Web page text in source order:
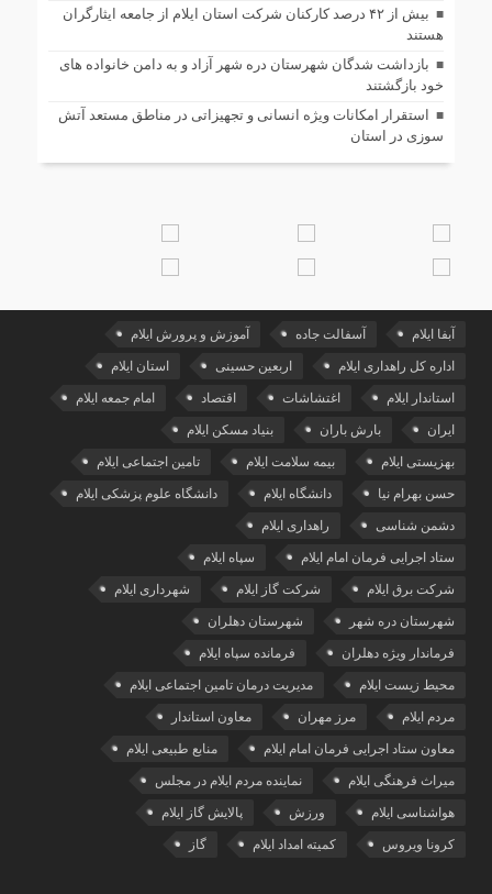
بیش از ۴۲ درصد کارکنان شرکت استان ایلام از جامعه ایثارگران
هستند
بازداشت شدگان شهرستان دره شهر آزاد و به دامن خانواده های
خود بازگشتند
استقرار امکانات ویژه انسانی و تجهیزاتی در مناطق مستعد آتش
سوزی در استان
آبفا ایلام آسفالت جاده آموزش و پرورش ایلام
اداره کل راهداری ایلام اربعین حسینی استان ایلام
استاندار ایلام اغتشاشات اقتصاد امام جمعه ایلام
ایران بارش باران بنیاد مسکن ایلام
بهزیستی ایلام بیمه سلامت ایلام تامین اجتماعی ایلام
حسن بهرام نیا دانشگاه ایلام دانشگاه علوم پزشکی ایلام
دشمن شناسی راهداری ایلام
ستاد اجرایی فرمان امام ایلام سپاه ایلام
شرکت برق ایلام شرکت گاز ایلام شهرداری ایلام
شهرستان دره شهر شهرستان دهلران
فرماندار ویژه دهلران فرمانده سپاه ایلام
محیط زیست ایلام مدیریت درمان تامین اجتماعی ایلام
مردم ایلام مرز مهران معاون استاندار
معاون ستاد اجرایی فرمان امام ایلام منابع طبیعی ایلام
میراث فرهنگی ایلام نماینده مردم ایلام در مجلس
هواشناسی ایلام ورزش پالایش گاز ایلام
کرونا ویروس کمیته امداد ایلام گاز